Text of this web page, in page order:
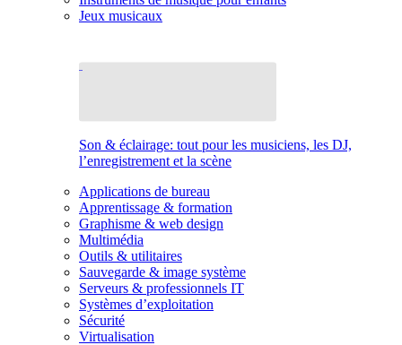
Jeux musicaux
Son & éclairage: tout pour les musiciens, les DJ,
l’enregistrement et la scène
Applications de bureau
Apprentissage & formation
Graphisme & web design
Multimédia
Outils & utilitaires
Sauvegarde & image système
Serveurs & professionnels IT
Systèmes d’exploitation
Sécurité
Virtualisation